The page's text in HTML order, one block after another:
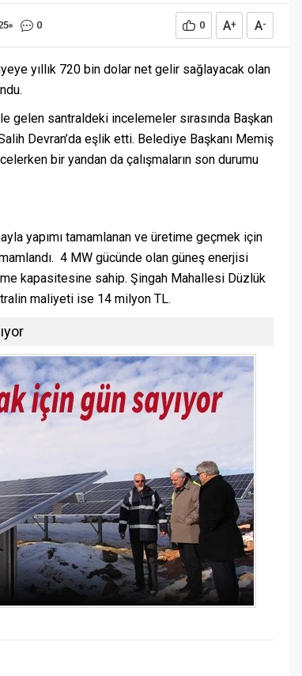
0 0 A+ A-
yıllık 720 bin dolar net gelir sağlayacak olan
gelen santraldeki incelemeler sırasında Başkan
Devran’da eşlik etti. Belediye Başkanı Memiş
bir yandan da çalışmaların son durumu
yapımı tamamlanan ve üretime geçmek için
4 MW gücünde olan güneş enerjisi
kapasitesine sahip. Şingah Mahallesi Düzlük
maliyeti ise 14 milyon TL.